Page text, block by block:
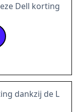
Dell korting
dankzij de L